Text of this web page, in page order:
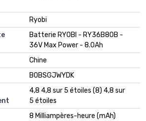
Ryobi
Batterie RYOBI - RY36B80B -
36V Max Power - 8.0Ah
Chine
B0BSGJWYDK
4,8 4,8 sur 5 étoiles (8) 4,8 sur
5 étoiles
8 Milliampères-heure (mAh)